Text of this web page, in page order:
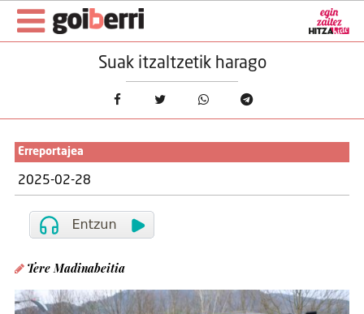
Suak itzaltzetik harago
Erreportajea
2025-02-28
Tere Madinabeitia